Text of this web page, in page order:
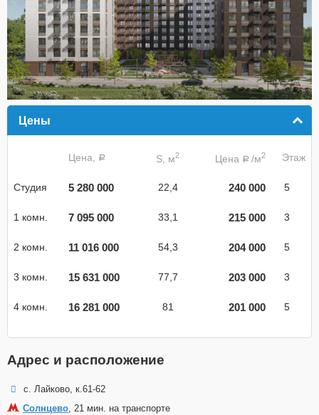
Цены
Цена, a S, м2 Цена a /м2 Этаж
Студия 5 280 000 22,4 240 000 5
1 комн. 7 095 000 33,1 215 000 3
2 комн. 11 016 000 54,3 204 000 5
3 комн. 15 631 000 77,7 203 000 3
4 комн. 16 281 000 81 201 000 5
Адрес и расположение
с. Лайково, к.61-62
Солнцево , 21 мин. на транспорте